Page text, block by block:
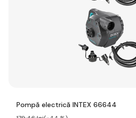
Pompă electrică INTEX 66644